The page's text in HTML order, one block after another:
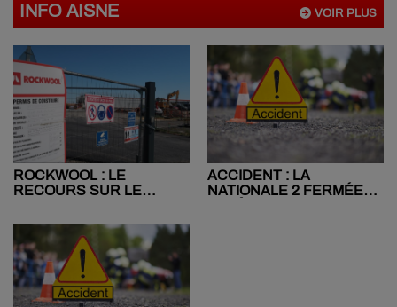
VOIR PLUS
INFO AISNE
ROCKWOOL : LE
RECOURS SUR LE
POURSUIT MALGRÉ LE
REJET DU RÉFÉRÉ
ACCIDENT : LA
NATIONALE 2 FERMÉE